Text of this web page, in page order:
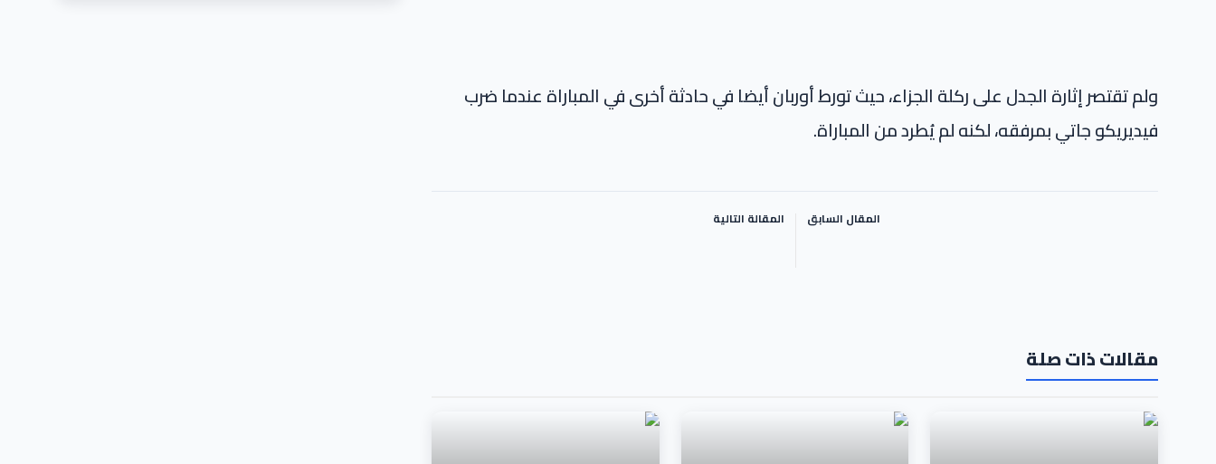
ولم تقتصر إثارة الجدل على ركلة الجزاء، حيث تورط أوربان أيضا في حادثة أخرى في المباراة عندما ضرب
فيديريكو جاتي بمرفقه، لكنه لم يُطرد من المباراة.
المقال السابق المقالة التالية
مقالات ذات صلة